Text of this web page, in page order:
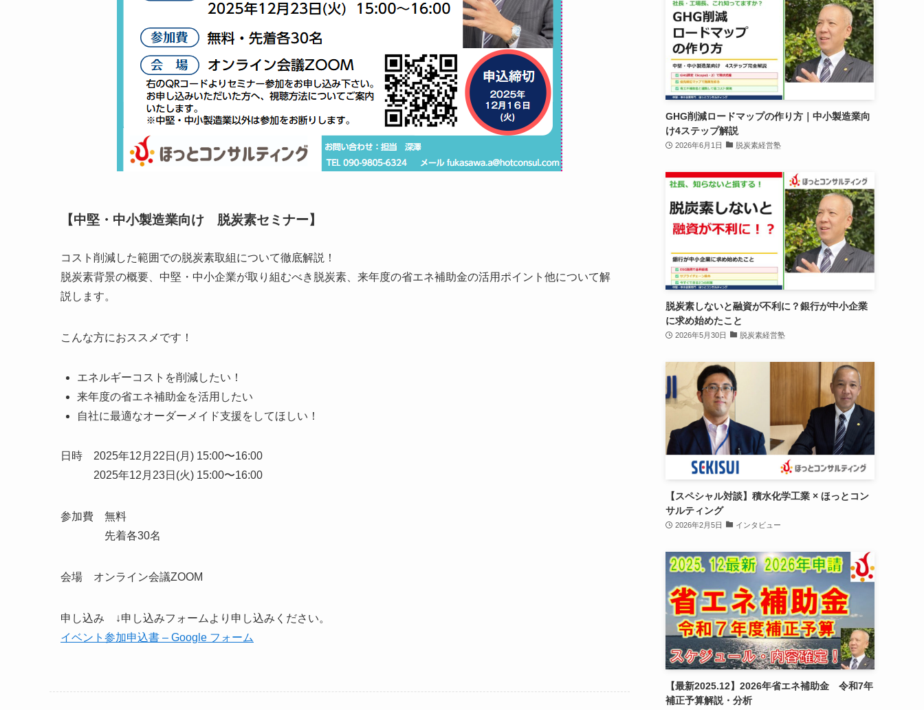
【中堅・中小製造業向け 脱炭素セミナー】
コスト削減した範囲での脱炭素取組について徹底解説！
脱炭素背景の概要、中堅・中小企業が取り組むべき脱炭素、来年度の省エネ補助金の活用ポイント他について解
説します。
こんな方におススメです！
エネルギーコストを削減したい！
来年度の省エネ補助金を活用したい
自社に最適なオーダーメイド支援をしてほしい！
日時 2025年12月22日(月) 15:00〜16:00
2025年12月23日(火) 15:00〜16:00
参加費 無料
先着各30名
会場 オンライン会議ZOOM
申し込み ↓申し込みフォームより申し込みください。
イベント参加申込書 – Google フォーム
GHG削減ロードマップの作り方｜中小製造業向
け4ステップ解説
2026年6月1日 脱炭素経営塾
脱炭素しないと融資が不利に？銀行が中小企業
に求め始めたこと
2026年5月30日 脱炭素経営塾
【スペシャル対談】積水化学工業 × ほっとコン
サルティング
2026年2月5日 インタビュー
【最新2025.12】2026年省エネ補助金 令和7年
補正予算解説・分析